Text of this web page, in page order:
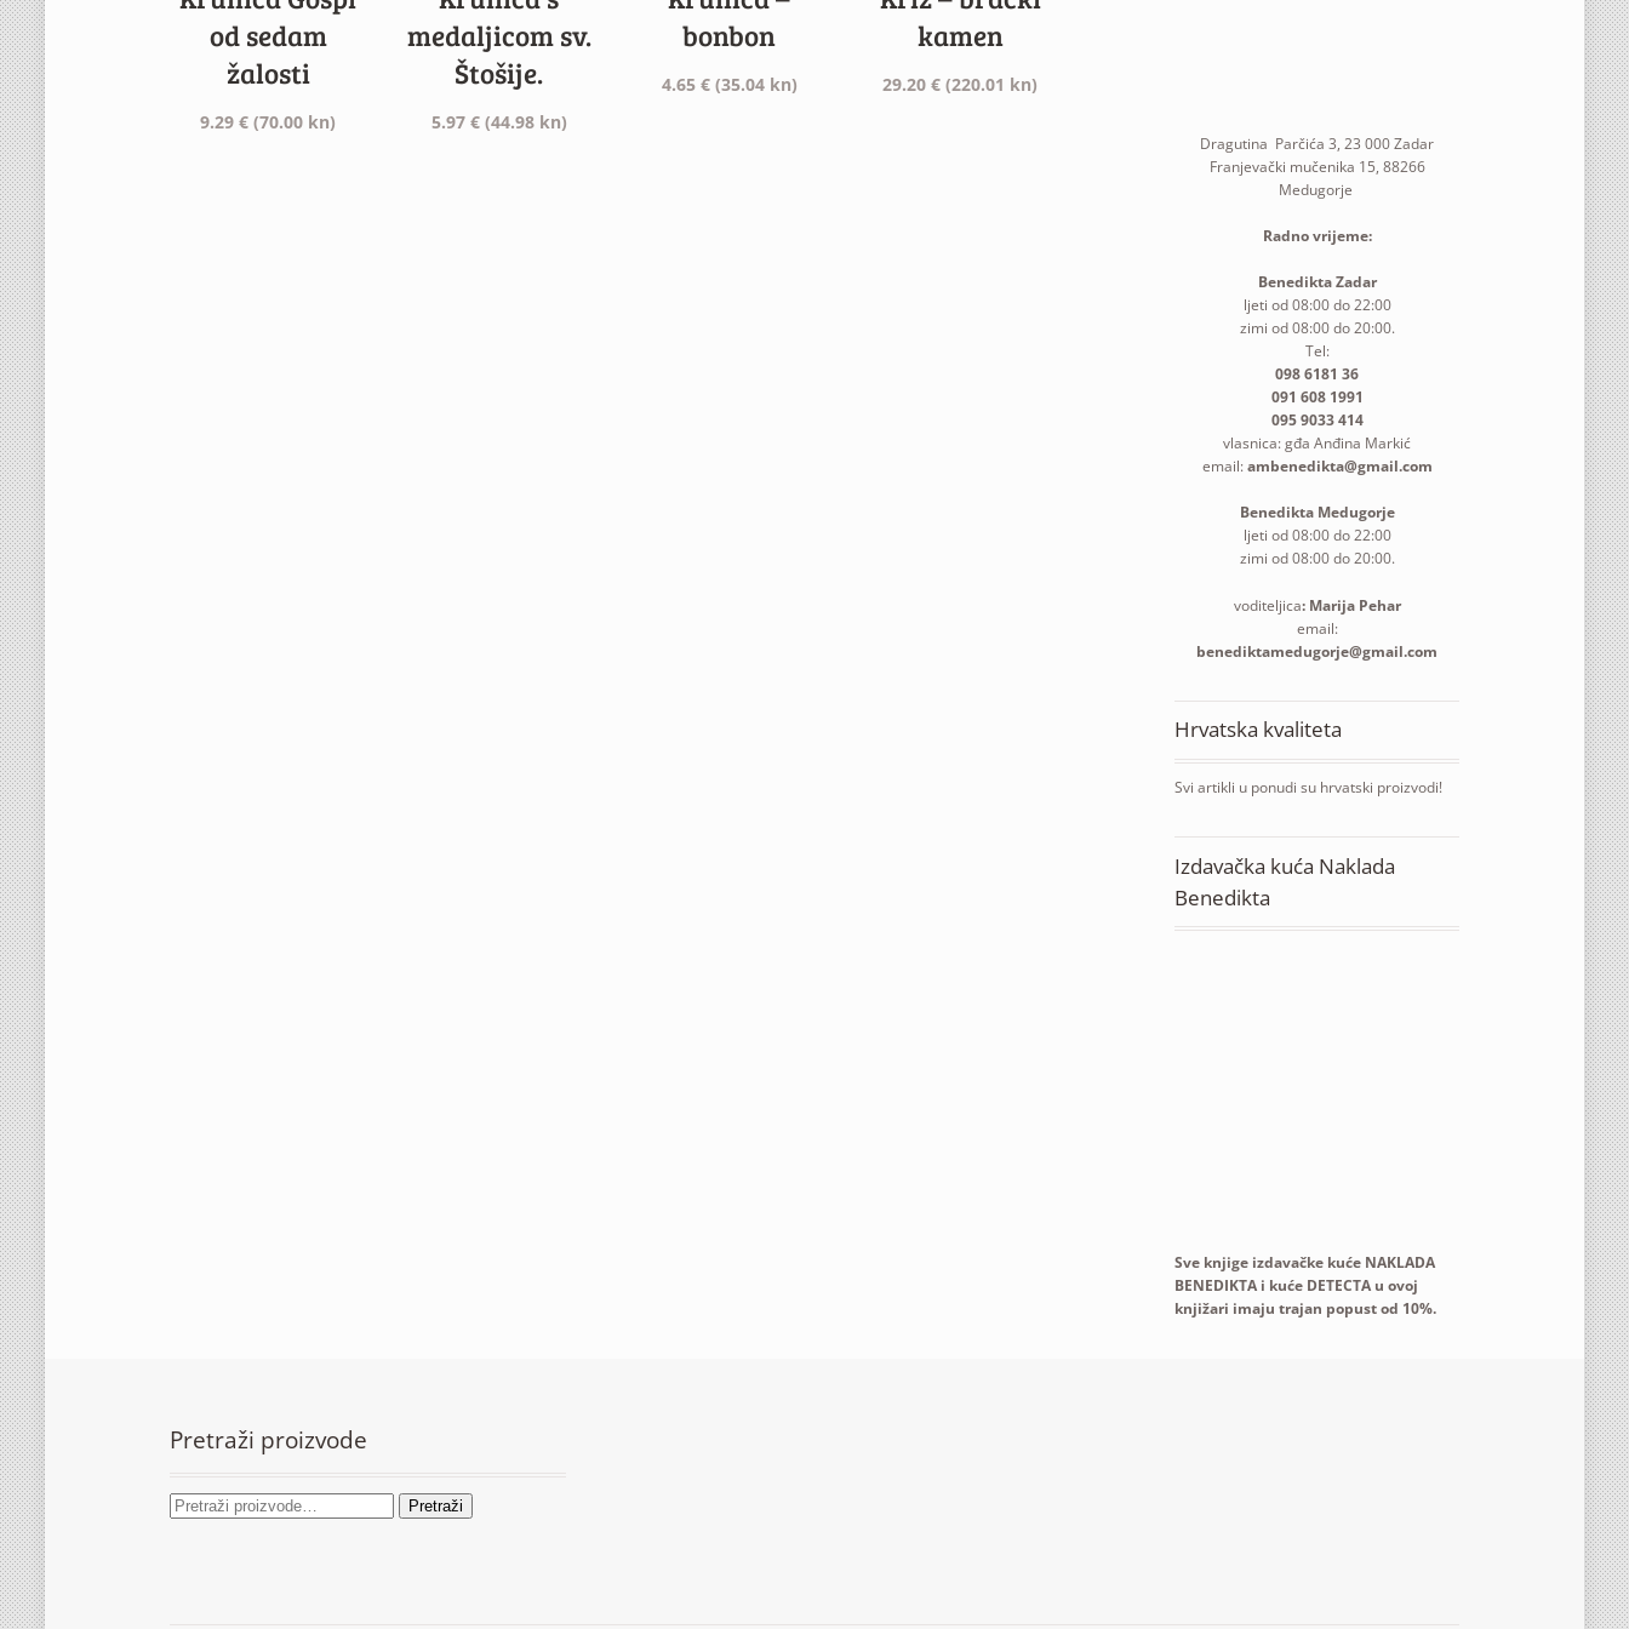
od sedam
žalosti
9.29€ (70.00 kn)
medaljicom sv.
Štošije.
5.97 € (44.98 kn)
bonbon
4.65 € (35.04 kn)
kamen
29.20€ (220.01 kn)
Dragutina Parčića 3, 23 000 Zadar
Franjevački mučenika 15, 88266
Medugorje
Radno vrijeme:
Benedikta Zadar
ljeti od 08:00 do 22:00
zimi od 08:00 do 20:00.
Tel:
098 6181 36
091 608 1991
095 9033 414
vlasnica: gđa Anđina Markić
email:ambenedikta@gmail.com
Benedikta Medugorje
ljeti od 08:00 do 22:00
zimi od 08:00 do 20:00.
voditeljica: Marija Pehar
email:
benediktamedugorje@gmail.com
Hrvatska kvaliteta
Svi artikli u ponudi su hrvatski proizvodi!
Izdavačka kuća Naklada
Benedikta
Sve knjige izdavačke kuće NAKLADA
BENEDIKTA i kuće DETECTA u ovoj
knjižari imaju trajan popust od 10%.
Pretraži proizvode
Pretraži